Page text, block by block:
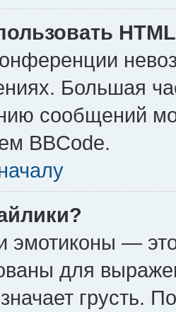
Большая
сообщений
BBCode.
эмотиконы —
для
грусть.